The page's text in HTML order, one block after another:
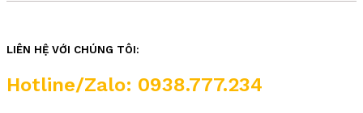
LIÊN HỆ VỚI CHÚNG TÔI:
Hotline/Zalo: 0938.777.234